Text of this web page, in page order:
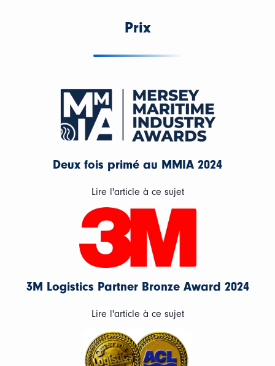
Prix
Deux fois primé au MMIA 2024
Lire l'article à ce sujet
3M Logistics Partner Bronze Award 2024
Lire l'article à ce sujet